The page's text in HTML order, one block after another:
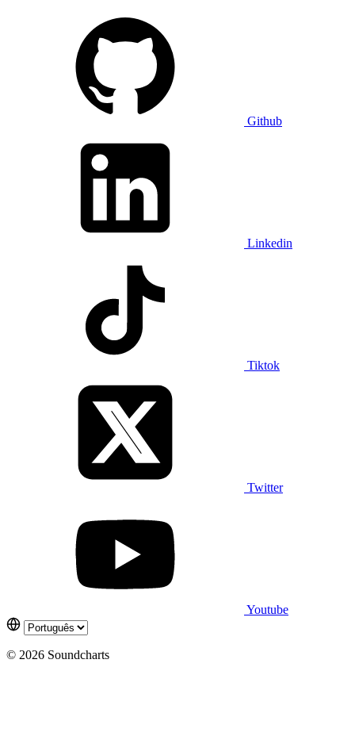
Github
Linkedin
Tiktok
Twitter
Youtube
© 2026 Soundcharts